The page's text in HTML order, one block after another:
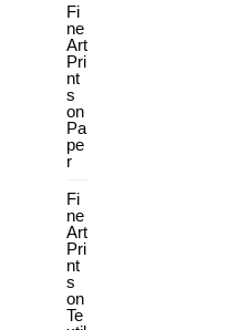
Fi
ne
Art
Pri
nt
s
on
Pa
pe
r
Fi
ne
Art
Pri
nt
s
on
Te